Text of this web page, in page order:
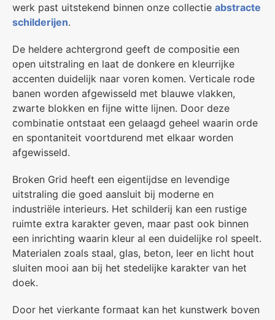
werk past uitstekend binnen onze collectie abstracte
schilderijen.
De heldere achtergrond geeft de compositie een
open uitstraling en laat de donkere en kleurrijke
accenten duidelijk naar voren komen. Verticale rode
banen worden afgewisseld met blauwe vlakken,
zwarte blokken en fijne witte lijnen. Door deze
combinatie ontstaat een gelaagd geheel waarin orde
en spontaniteit voortdurend met elkaar worden
afgewisseld.
Broken Grid heeft een eigentijdse en levendige
uitstraling die goed aansluit bij moderne en
industriële interieurs. Het schilderij kan een rustige
ruimte extra karakter geven, maar past ook binnen
een inrichting waarin kleur al een duidelijke rol speelt.
Materialen zoals staal, glas, beton, leer en licht hout
sluiten mooi aan bij het stedelijke karakter van het
doek.
Door het vierkante formaat kan het kunstwerk boven